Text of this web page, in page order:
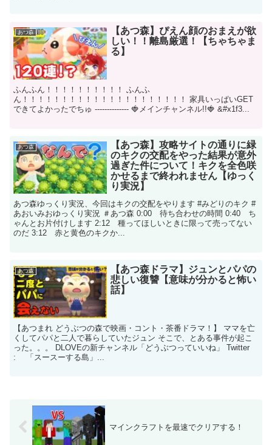
あつ森
【あつ森】ぴえん顔のおまえが欲
しい！！離島厳選！【ちゃちゃま
る】
ふんふん！！！！！！！！！！ ふんふ
ん！！！！！！！！！！！！！！！！！！！！！ 家具いっぱいGET
できてよかったでちゅ -------------- 🍓メインチャンネル!!🍓 &#x1f3...
あつ森
【あつ森】攻略サイトの通りに緑
のキクの交配をやった結果が意外
過ぎた件について！キクを全色咲
かせるまで終われません【ゆっく
り実況】
あつ森ゆっくり実況、今回はキクの交配をやります #みどりのキク #
あおいみおゆっくり実況 ＃あつ森 0:00 待ち合わせの時間 0:40 ち
ゃんとお片付けします 2:12 種ってほしいときに限って売ってない
のだ 3:12 赤と黄色のキクか...
あつ森
【あつ森ドラマ】ジュンとパパの
悲しい復讐【意味が分かると怖い
話】
【あつまれ どうぶつの森で映画・コント・茶番ドラマ！】 ママを亡
くしてパパと二人で暮らしていたジュン そこで、とある事件が起こ
った。。。 DLOVEの新チャンネル「どうぶつっていいね」 Twitter
: 「スースーする島」...
マインクラフトを最速でクリアする！